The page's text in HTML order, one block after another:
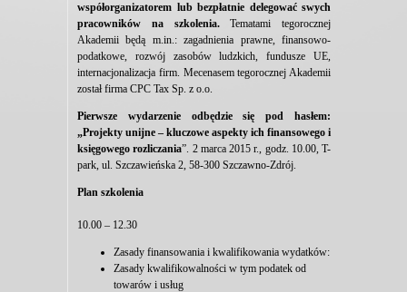
współorganizatorem lub bezpłatnie delegować swych
pracowników na szkolenia.Tematami tegorocznej
Akademii będą m.in.: zagadnienia prawne, finansowo-
podatkowe, rozwój zasobów ludzkich, fundusze UE,
internacjonalizacja firm. Mecenasem tegorocznej Akademii
został firma CPC Tax Sp. z o.o.
Pierwsze wydarzenie odbędzie się pod hasłem:
„Projekty unijne – kluczowe aspekty ich finansowego i
księgowego rozliczania”. 2 marca 2015 r., godz. 10.00, T-
park, ul. Szczawieńska 2, 58-300 Szczawno-Zdrój.
Plan szkolenia
10.00 – 12.30
Zasady finansowania i kwalifikowania wydatków:
Zasady kwalifikowalności w tym podatek od
towarów i usług